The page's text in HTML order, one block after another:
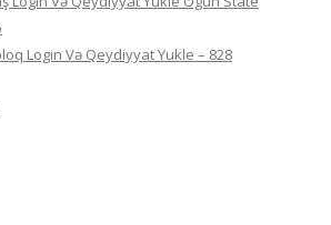
Login Və Qeydiyyat Yukle – 828